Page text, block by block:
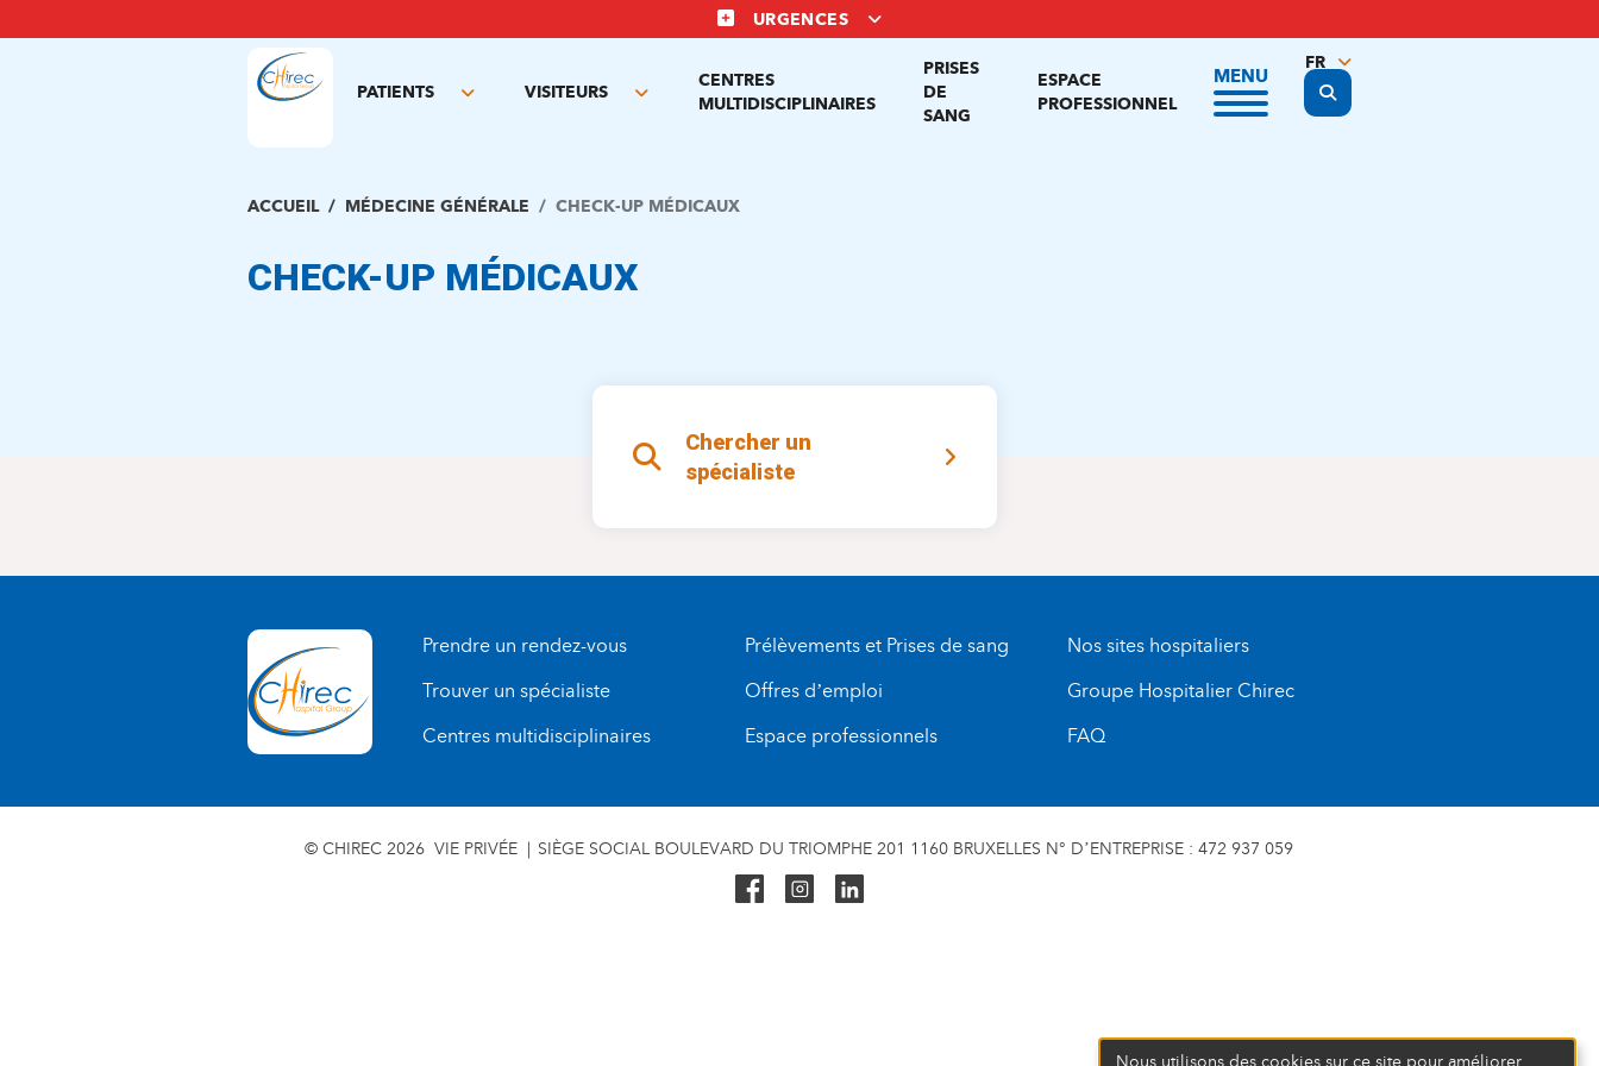
au
URGENCES
PATIENTS
Toggle
VISITEURS
Toggle
CENTRES
MULTIDISCIPLINAIRES
PRISES
DE
SANG
ESPACE
PROFESSIONNEL
MENU
Display the search form
FR
NL
EN
ACCUEIL MÉDECINE GÉNÉRALE CHECK-UP MÉDICAUX
CHECK-UP MÉDICAUX
Chercher un
spécialiste
Prendre un rendez-vous
Trouver un spécialiste
Centres multidisciplinaires
Prélèvements et Prises de sang
Offres d’emploi
Espace professionnels
Nos sites hospitaliers
Groupe Hospitalier Chirec
FAQ
© CHIREC 2026 VIE PRIVÉE SIÈGE SOCIAL BOULEVARD DU TRIOMPHE 201 1160 BRUXELLES N° D’ENTREPRISE : 472 937 059
Nous utilisons des cookies sur ce site pour améliorer